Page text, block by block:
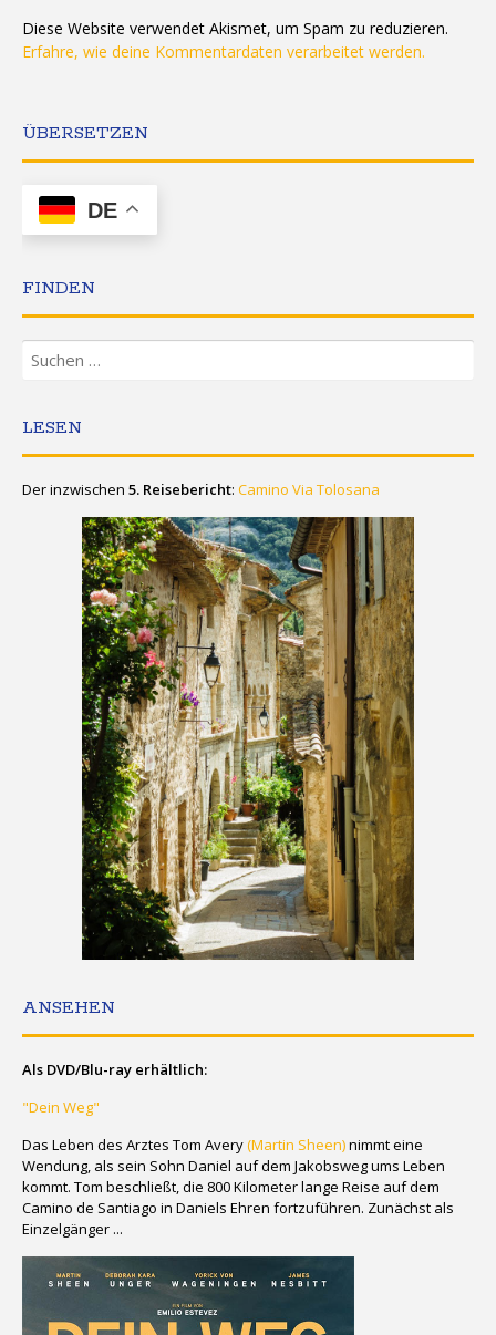
Diese Website verwendet Akismet, um Spam zu reduzieren.
Erfahre, wie deine Kommentardaten verarbeitet werden.
ÜBERSETZEN
DE
FINDEN
Suchen
nach:
LESEN
Der inzwischen 5. Reisebericht: Camino Via Tolosana
ANSEHEN
Als DVD/Blu-ray erhältlich:
"Dein Weg"
Das Leben des Arztes Tom Avery(Martin Sheen)nimmt eine
Wendung, als sein Sohn Daniel auf dem Jakobsweg ums Leben
kommt. Tom beschließt, die 800 Kilometer lange Reise auf dem
Camino de Santiago in Daniels Ehren fortzuführen. Zunächst als
Einzelgänger ...